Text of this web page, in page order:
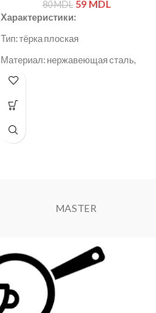
80MDL 59 MDL
Характеристики:
Тип: тёрка плоская
Материал: нержавеющая сталь,
пластик
Hoffmans